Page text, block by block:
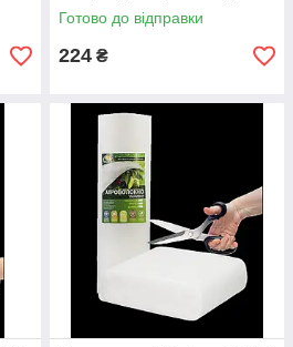
птахів від комах фасоване
Готово до відправки
224 ₴